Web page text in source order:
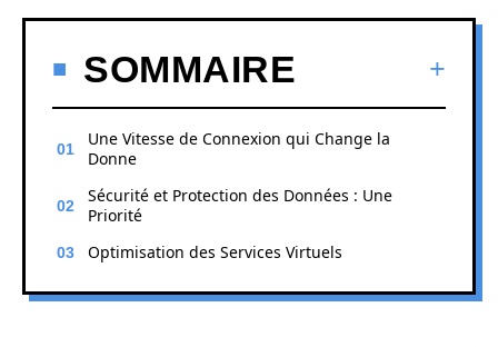
SOMMAIRE
Une Vitesse de Connexion qui Change la
Donne
Sécurité et Protection des Données : Une
Priorité
Optimisation des Services Virtuels